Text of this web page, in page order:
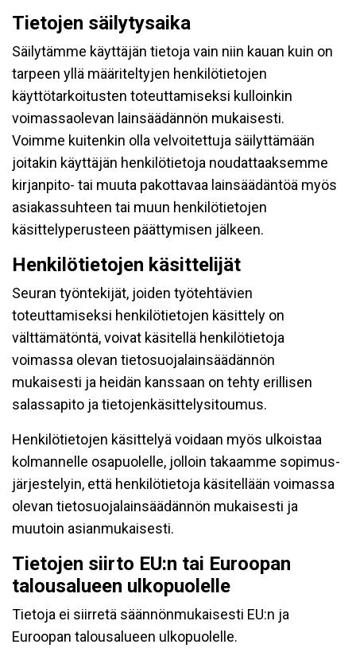
Tietojen säilytysaika
Säilytämme käyttäjän tietoja vain niin kauan kuin on
tarpeen yllä määriteltyjen henkilötietojen
käyttötarkoitusten toteuttamiseksi kulloinkin
voimassaolevan lainsäädännön mukaisesti.
Voimme kuitenkin olla velvoitettuja säilyttämään
joitakin käyttäjän henkilötietoja noudattaaksemme
kirjanpito- tai muuta pakottavaa lainsäädäntöä myös
asiakassuhteen tai muun henkilötietojen
käsittelyperusteen päättymisen jälkeen.
Henkilötietojen käsittelijät
Seuran työntekijät, joiden työtehtävien
toteuttamiseksi henkilötietojen käsittely on
välttämätöntä, voivat käsitellä henkilötietoja
voimassa olevan tietosuojalainsäädännön
mukaisesti ja heidän kanssaan on tehty erillisen
salassapito ja tietojenkäsittelysitoumus.
Henkilötietojen käsittelyä voidaan myös ulkoistaa
kolmannelle osapuolelle, jolloin takaamme sopimus-
järjestelyin, että henkilötietoja käsitellään voimassa
olevan tietosuojalainsäädännön mukaisesti ja
muutoin asianmukaisesti.
Tietojen siirto EU:n tai Euroopan
talousalueen ulkopuolelle
Tietoja ei siirretä säännönmukaisesti EU:n ja
Euroopan talousalueen ulkopuolelle.